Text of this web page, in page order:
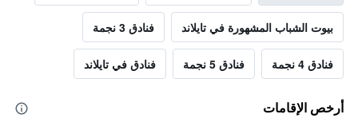
بيوت الشباب المشهورة في تايلاند فنادق 3 نجمة
فنادق 4 نجمة فنادق 5 نجمة فنادق في تايلاند
أرخص الإقامات